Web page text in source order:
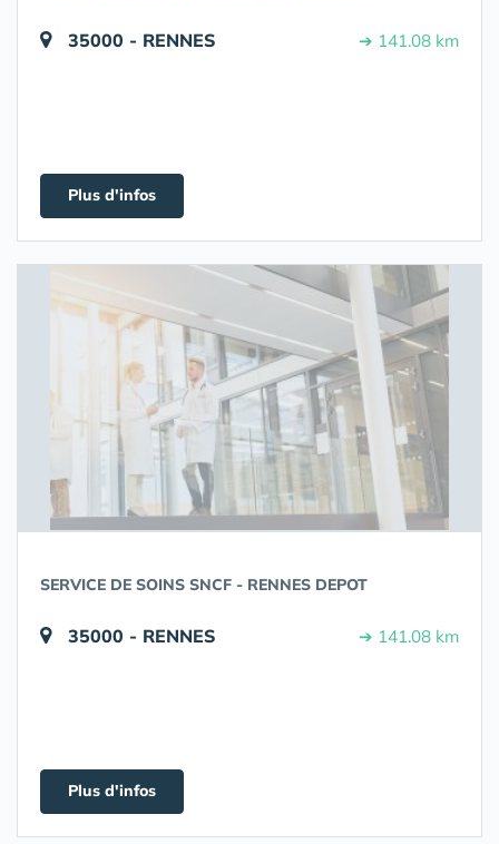
35000 - RENNES ➔ 141.08 km
Plus d'infos
SERVICE DE SOINS SNCF - RENNES DEPOT
35000 - RENNES ➔ 141.08 km
Plus d'infos